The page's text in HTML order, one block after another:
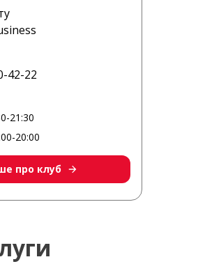
42-22
21:30
20:00
про клуб